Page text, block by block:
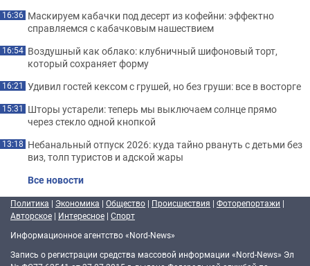
16:36 Маскируем кабачки под десерт из кофейни: эффектно
справляемся с кабачковым нашествием
16:54 Воздушный как облако: клубничный шифоновый торт,
который сохраняет форму
16:21 Удивил гостей кексом с грушей, но без груши: все в восторге
15:31 Шторы устарели: теперь мы выключаем солнце прямо
через стекло одной кнопкой
13:18 Небанальный отпуск 2026: куда тайно рвануть с детьми без
виз, толп туристов и адской жары
Все новости
Политика | Экономика | Общество | Происшествия | Фоторепортажи |
Авторское | Интересное | Спорт
Информационное агентство «Nord-News»
Запись о регистрации средства массовой информации «Nord-News» Эл